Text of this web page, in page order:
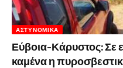
ΑΣΤΥΝΟΜΙΚΆ
Εύβοια-Κάρυστος: Σε
καμένα η